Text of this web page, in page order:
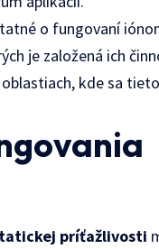
o fungovaní
je založená ich
kde sa
príťažlivosti